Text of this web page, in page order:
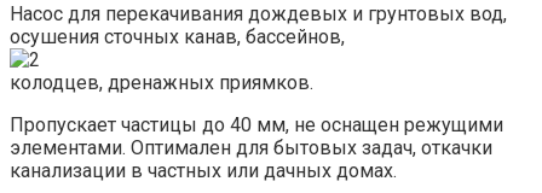
Насос для перекачивания дождевых и грунтовых вод,
осушения сточных канав, бассейнов,
колодцев, дренажных приямков.
Пропускает частицы до 40 мм, не оснащен режущими
элементами. Оптимален для бытовых задач, откачки
канализации в частных или дачных домах.